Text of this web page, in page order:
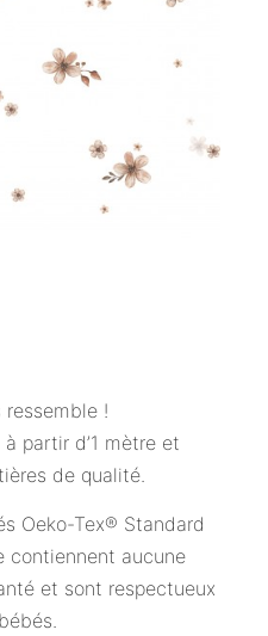
!
partir d’1 mètre et
de qualité.
Oeko-Tex® Standard
contiennent aucune
et sont respectueux